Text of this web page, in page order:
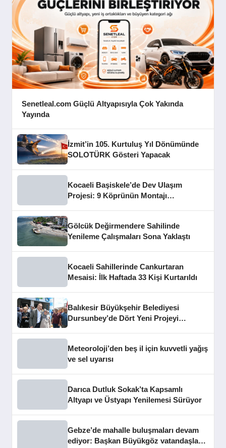
Senetleal.com Güçlü Altyapısıyla Çok Yakında
Yayında
İzmit’in 105. Kurtuluş Yıl Dönümünde
SOLOTÜRK Gösteri Yapacak
Kocaeli Başiskele’de Dev Ulaşım
Projesi: 9 Köprünün Montajı
Gölcük Değirmendere Sahilinde
Yenileme Çalışmaları Sona Yaklaştı
Kocaeli Sahillerinde Cankurtaran
Mesaisi: İlk Haftada 33 Kişi Kurtarıldı
Balıkesir Büyükşehir Belediyesi
Dursunbey’de Dört Yeni Projeyi
Meteoroloji’den beş il için kuvvetli yağış
ve sel uyarısı
Darıca Dutluk Sokak’ta Kapsamlı
Altyapı ve Üstyapı Yenilemesi Sürüyor
Gebze’de mahalle buluşmaları devam
ediyor: Başkan Büyükgöz vatandaşları